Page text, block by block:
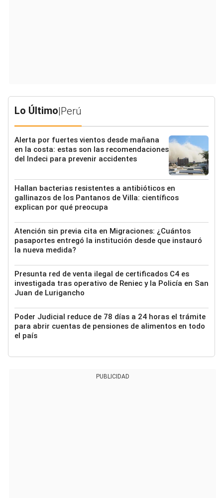
Lo Último|Perú
Alerta por fuertes vientos desde mañana
en la costa: estas son las recomendaciones
del Indeci para prevenir accidentes
Hallan bacterias resistentes a antibióticos en
gallinazos de los Pantanos de Villa: científicos
explican por qué preocupa
Atención sin previa cita en Migraciones: ¿Cuántos
pasaportes entregó la institución desde que instauró
la nueva medida?
Presunta red de venta ilegal de certificados C4 es
investigada tras operativo de Reniec y la Policía en San
Juan de Lurigancho
Poder Judicial reduce de 78 días a 24 horas el trámite
para abrir cuentas de pensiones de alimentos en todo
el país
PUBLICIDAD